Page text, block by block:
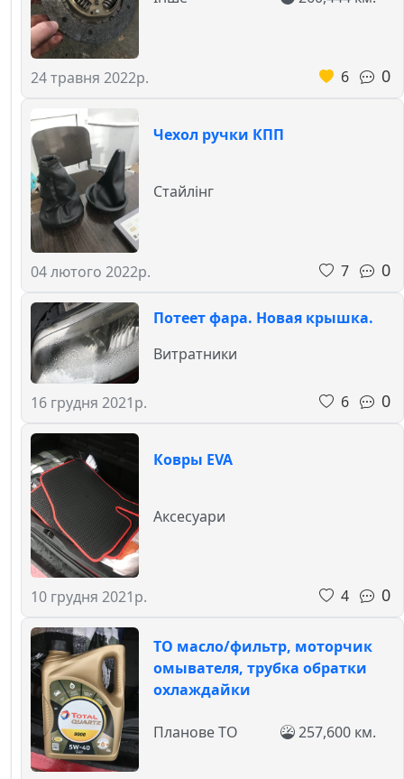
24 травня 2022р. 6 0
Чехол ручки КПП
04 лютого 2022р.
Стайлінг
7 0
Потеет фара. Новая крышка.
16 грудня 2021р.
Витратники
6 0
Ковры EVA
10 грудня 2021р.
Аксесуари
4 0
ТО масло/фильтр, моторчик
омывателя, трубка обратки
охлаждайки
Планове ТО 257,600 км.